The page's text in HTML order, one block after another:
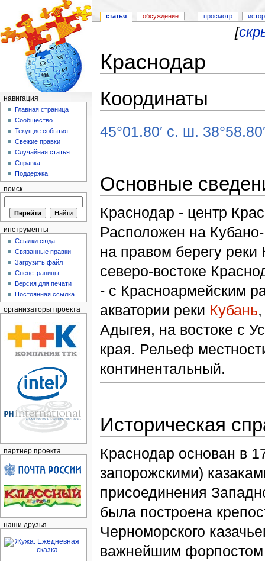
[
Краснодар
Координаты
45°01.80′ с. ш.
Основные
Краснодар - центр
Расположен на
на правом берегу
северо-востоке
- с Красноармейским
акватории реки Кубань
Адыгея, на востоке с
края. Рельеф
континентальный.
Историческая
Краснодар основан в
запорожскими)
присоединения
была построена
Черноморского
важнейшим форпостом
статья обсуждение просмотр
навигация
Главная страница
Сообщество
Текущие события
Свежие правки
Случайная статья
Справка
Поддержка
поиск
инструменты
Ссылки сюда
Связанные правки
Загрузить файл
Спецстраницы
Версия для печати
Постоянная ссылка
организаторы проекта
партнер проекта
наши друзья